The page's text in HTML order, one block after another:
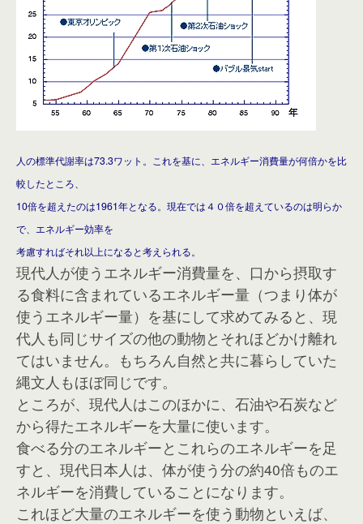
人の標準代謝率は73.3ワット。これを基に、エネルギー消費量が何倍かを比
較したところ、
10倍を超えたのは1961年となる。現在では４０倍を超えているのは明らか
で、エネルギー効率を
考慮すればそれ以上になると考えられる。
現代人が使うエネルギー消費量を、口から摂取す
る食料に含まれているエネルギー量（つまり体が
使うエネルギー量）を基にして求めてみると、現
代人も同じサイズの他の動物とそれほどかけ離れ
てはいません。もちろん自然と共に暮らしていた
縄文人もほぼ同じです。
ところが、現代人はこのほかに、石油や石炭など
から得たエネルギーを大量に使います。
食べる分のエネルギーとこれらのエネルギーを足
すと、現代日本人は、体が使う分の約40倍ものエ
ネルギーを消費していることになります。
これほど大量のエネルギーを使う動物といえば、